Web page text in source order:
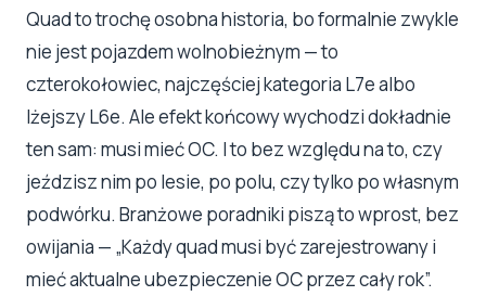
Quad to trochę osobna historia, bo formalnie zwykle
nie jest pojazdem wolnobieżnym — to
czterokołowiec, najczęściej kategoria L7e albo
lżejszy L6e. Ale efekt końcowy wychodzi dokładnie
ten sam: musi mieć OC. I to bez względu na to, czy
jeździsz nim po lesie, po polu, czy tylko po własnym
podwórku. Branżowe poradniki piszą to wprost, bez
owijania — „Każdy quad musi być zarejestrowany i
mieć aktualne ubezpieczenie OC przez cały rok”.